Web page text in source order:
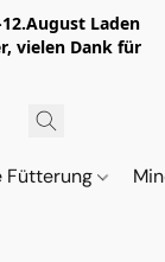
Laden
vielen Dank für
Fütterung